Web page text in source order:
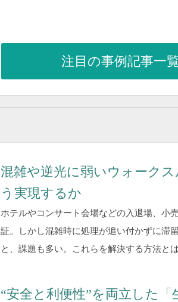
注目の事例記事一
混雑や逆光に弱いウォーク
う実現するか
ホテルやコンサート会場などの入退場、小
証。しかし混雑時に処理が追い付かずに滞
と、課題も多い。これらを解決する方法とは
“安全と利便性”を両立した